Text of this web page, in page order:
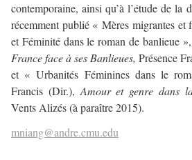
contemporaine, ainsi qu’à l’étude de la
récemment publié « Mères migrantes
et Féminité dans le roman de banlieue
France face à ses Banlieues, Présence
et « Urbanités Féminines dans le
Francis (Dir.), Amour et genre dans
Vents Alizés (à paraître 2015).
mniang@andre.cmu.edu